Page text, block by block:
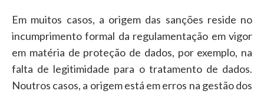
Em muitos casos, a origem das sanções reside no
incumprimento formal da regulamentação em vigor
em matéria de proteção de dados, por exemplo, na
falta de legitimidade para o tratamento de dados.
Noutros casos, a origem está em erros na gestão dos